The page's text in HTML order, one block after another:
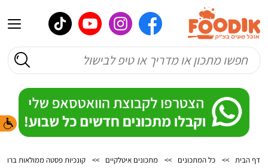
דף הבית >> כל המתכונים >> מתכונים איטלקיים >> קונכיות פסטה ממולאות